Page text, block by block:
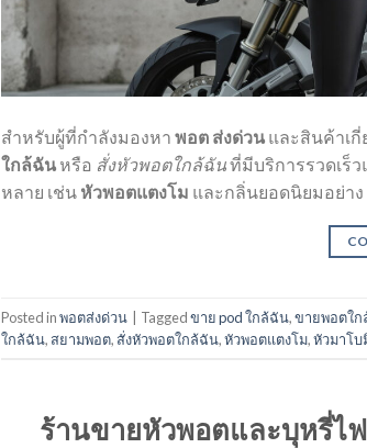
สำหรับผู้ที่กำลังมองหา พอต ส่งด่วน และสินค้าเกี่
ใกล้ฉัน หรือ สั่งหัวพอตใกล้ฉันที่มีบริการรวดเร็
หลาย เช่น หัวพอตแตงโม และกลิ่นยอดนิยมอย่าง
Posted inพอตส่งด่วน Taggedขาย pod ใกล้ฉัน,ขายพอตใ
ใกล้ฉัน, สยามพอต, สั่งหัวพอตใกล้ฉัน,หัวพอตแตงโม,หัวมาโบ
ร้านขายหัวพอตและบุหรี่ไ